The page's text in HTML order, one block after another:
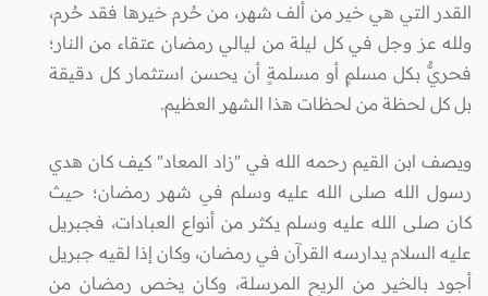
القدر التي هي خير من ألف شهر، من حُرم خيرها فقد حُرم،
ولله عز وجل في كل ليلة من ليالي رمضان عتقاء من النار؛
فحريٌّ بكل مسلمٍ أو مسلمةٍ أن يحسن استثمار كل دقيقة
بل كل لحظة من لحظات هذا الشهر العظيم.
ويصف ابن القيم رحمه الله في "زاد المعاد" كيف كان هدي
رسول الله صلى الله عليه وسلم في شهر رمضان؛ حيث
كان صلى الله عليه وسلم يكثر من أنواع العبادات، فجبريل
عليه السلام يدارسه القرآن في رمضان، وكان إذا لقيه جبريل
أجود بالخير من الريح المرسلة، وكان يخص رمضان من